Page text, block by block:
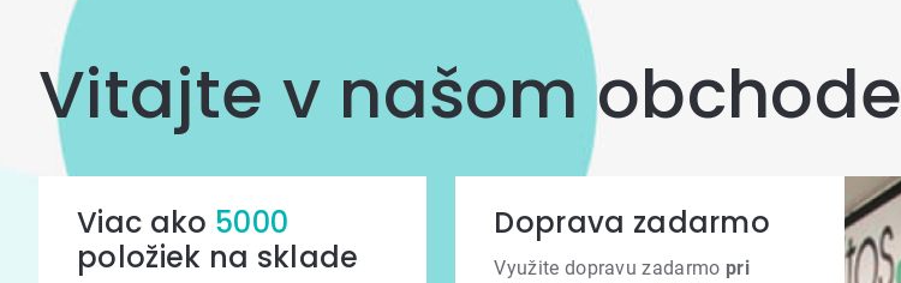
Vitajte v našom obchode
Viac ako 5000
položiek na sklade
Doprava zadarmo
Využite dopravu zadarmo pri